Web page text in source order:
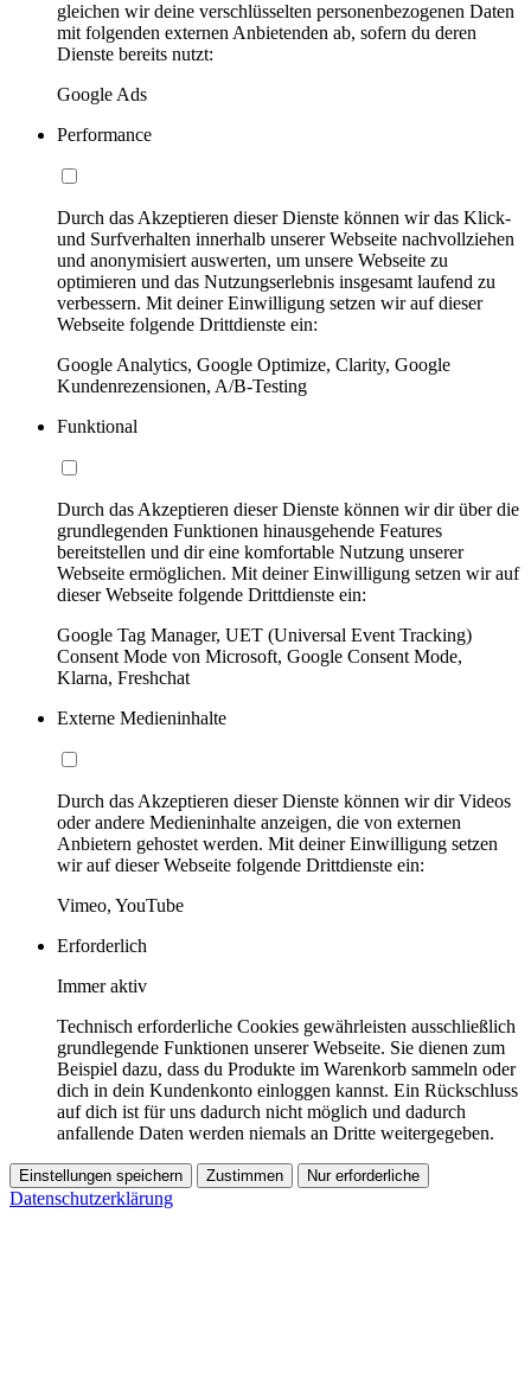
gleichen wir deine verschlüsselten personenbezogenen Daten
mit folgenden externen Anbietenden ab, sofern du deren
Dienste bereits nutzt:
Google Ads
Performance
Durch das Akzeptieren dieser Dienste können wir das Klick-
und Surfverhalten innerhalb unserer Webseite nachvollziehen
und anonymisiert auswerten, um unsere Webseite zu
optimieren und das Nutzungserlebnis insgesamt laufend zu
verbessern. Mit deiner Einwilligung setzen wir auf dieser
Webseite folgende Drittdienste ein:
Google Analytics, Google Optimize, Clarity, Google
Kundenrezensionen, A/B-Testing
Funktional
Durch das Akzeptieren dieser Dienste können wir dir über die
grundlegenden Funktionen hinausgehende Features
bereitstellen und dir eine komfortable Nutzung unserer
Webseite ermöglichen. Mit deiner Einwilligung setzen wir auf
dieser Webseite folgende Drittdienste ein:
Google Tag Manager, UET (Universal Event Tracking)
Consent Mode von Microsoft, Google Consent Mode,
Klarna, Freshchat
Externe Medieninhalte
Durch das Akzeptieren dieser Dienste können wir dir Videos
oder andere Medieninhalte anzeigen, die von externen
Anbietern gehostet werden. Mit deiner Einwilligung setzen
wir auf dieser Webseite folgende Drittdienste ein:
Vimeo, YouTube
Erforderlich
Immer aktiv
Technisch erforderliche Cookies gewährleisten ausschließlich
grundlegende Funktionen unserer Webseite. Sie dienen zum
Beispiel dazu, dass du Produkte im Warenkorb sammeln oder
dich in dein Kundenkonto einloggen kannst. Ein Rückschluss
auf dich ist für uns dadurch nicht möglich und dadurch
anfallende Daten werden niemals an Dritte weitergegeben.
Einstellungen speichern Zustimmen Nur erforderliche
Datenschutzerklärung